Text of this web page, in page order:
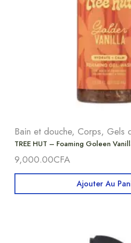
Bain et douche, Corps, Gels
TREE HUT – Foaming Goleen
9,000.00CFA
Ajouter Au